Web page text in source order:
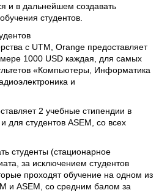
и в дальнейшем создавать
студентов.
с UTM, Orange предоставляет
1000 USD каждая, для самых
«Компьютеры, Информатика
и
2 учебные стипендии в
для студентов ASEM, со всех
студенты (стационарное
за исключением студентов
проходят обучение на одном из
и ASEM, со средним балом за